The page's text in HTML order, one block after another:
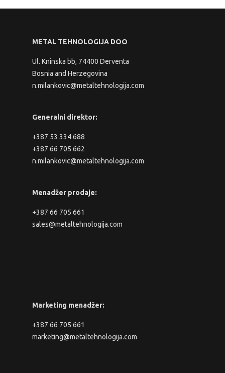
METAL TEHNOLOGIJA DOO
Ul. Kninska bb, 74400 Derventa
Bosnia and Herzegovina
n.milankovic@metaltehnologija.com
Generalni direktor:
+387 53 334 688
+387 66 705 662
n.milankovic@metaltehnologija.com
Menadžer prodaje:
+387 66 705 661
sales@metaltehnologija.com
Marketing menadžer:
+387 66 705 661
marketing@metaltehnologija.com